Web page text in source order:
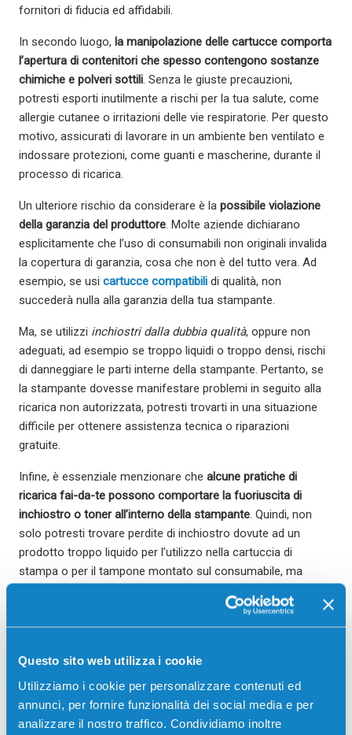
Questo sito web utilizza i cookie
Utilizziamo i cookie per personalizzare contenuti ed
annunci, per fornire funzionalità dei social media e per
analizzare il nostro traffico. Condividiamo inoltre
fornitori di fiducia ed affidabili.
In secondo luogo, la manipolazione delle cartucce comporta
l’apertura di contenitori che spesso contengono sostanze
chimiche e polveri sottili. Senza le giuste precauzioni,
potresti esporti inutilmente a rischi per la tua salute, come
allergie cutanee o irritazioni delle vie respiratorie. Per questo
motivo, assicurati di lavorare in un ambiente ben ventilato e
indossare protezioni, come guanti e mascherine, durante il
processo di ricarica.
Un ulteriore rischio da considerare è la possibile violazione
della garanzia del produttore. Molte aziende dichiarano
esplicitamente che l’uso di consumabili non originali invalida
la copertura di garanzia, cosa che non è del tutto vera. Ad
esempio, se usi cartucce compatibili di qualità, non
succederà nulla alla garanzia della tua stampante.
Ma, se utilizzi inchiostri dalla dubbia qualità, oppure non
adeguati, ad esempio se troppo liquidi o troppo densi, rischi
di danneggiare le parti interne della stampante. Pertanto, se
la stampante dovesse manifestare problemi in seguito alla
ricarica non autorizzata, potresti trovarti in una situazione
difficile per ottenere assistenza tecnica o riparazioni
gratuite.
Infine, è essenziale menzionare che alcune pratiche di
ricarica fai-da-te possono comportare la fuoriuscita di
inchiostro o toner all’interno della stampante. Quindi, non
solo potresti trovare perdite di inchiostro dovute ad un
prodotto troppo liquido per l’utilizzo nella cartuccia di
stampa o per il tampone montato sul consumabile, ma
. Questo può causare
danni irreversibili ai componenti interni, con conseguenti
risparmio ottenuto da un’operazione di ricarica.
L’opportunità di chiedere aiuto a